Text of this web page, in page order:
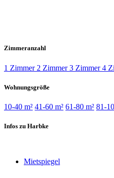
Zimmeranzahl
1 Zimmer 2 Zimmer 3 Zimmer 4
Wohnungsgröße
10-40 m² 41-60 m² 61-80 m² 81-
Infos zu Harbke
Mietspiegel